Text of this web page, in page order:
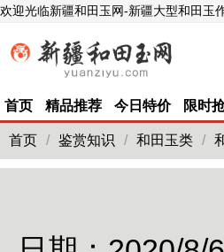
欢迎光临新疆和田玉网-新疆大型和田玉
首页 精品推荐 今日特价 限时
首页 / 鉴赏知识 / 和田玉类 /